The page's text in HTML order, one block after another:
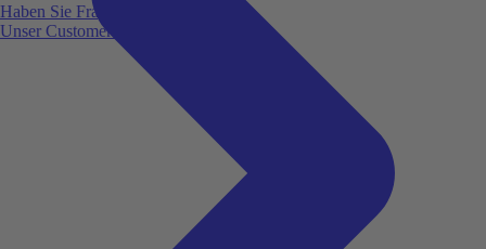
Haben Sie Fragen?
Unser Customer Service ist für Sie da!